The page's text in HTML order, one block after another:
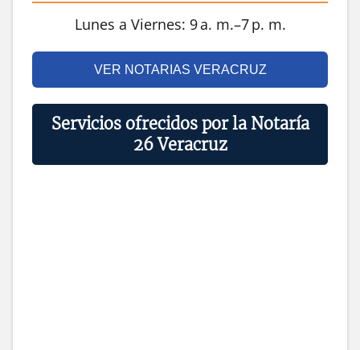
Lunes a Viernes: 9 a. m.–7 p. m.
VER NOTARIAS VERACRUZ
Servicios ofrecidos por la Notaría
26 Veracruz